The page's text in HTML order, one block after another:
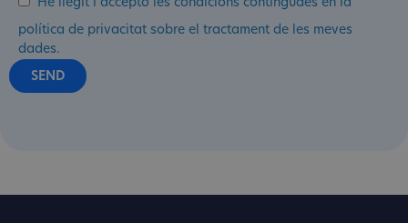
He llegit i accepto les condicions contingudes en la
política de privacitat sobre el tractament de les meves
dades.